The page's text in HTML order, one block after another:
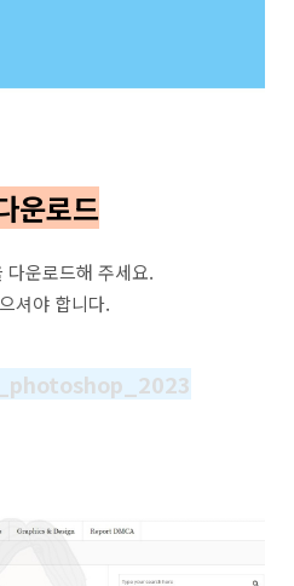
운로드
다운로드해 주세요.
셔야 합니다.